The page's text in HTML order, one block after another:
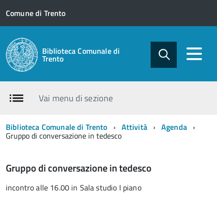
Comune di Trento
Biblioteca Comunale di
Trento
Vai menu di sezione
Biblioteca Comunale di Trento Attività Agenda
Gruppo di conversazione in tedesco
Gruppo di conversazione in tedesco
incontro alle 16.00 in Sala studio I piano